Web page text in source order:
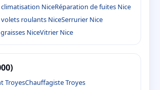
NiceRéparation de fuites Nice
roulants NiceSerrurier Nice
NiceVitrier Nice
TroyesChauffagiste Troyes